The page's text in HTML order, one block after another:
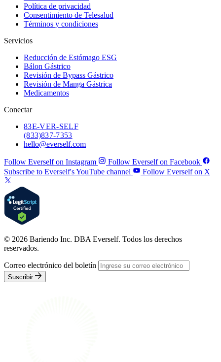
Política de privacidad
Consentimiento de Telesalud
Términos y condiciones
Servicios
Reducción de Estómago ESG
Bálon Gástrico
Revisión de Bypass Gástrico
Revisión de Manga Gástrica
Medicamentos
Conectar
83E-VER-SELF
(833) 837-7353
hello@everself.com
Follow Everself on Instagram
Follow Everself on Facebook
Subscribe to Everself's YouTube channel
Follow Everself on X
© 2026 Bariendo Inc. DBA Everself. Todos los derechos
reservados.
Correo electrónico del boletín
Suscribir